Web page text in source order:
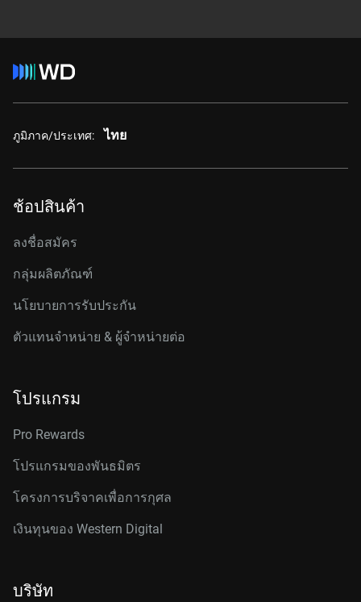
ภูมิภาค/ประเทศ: ไทย
ช้อปสินค้า
ลงชื่อสมัคร
กลุ่มผลิตภัณฑ์
นโยบายการรับประกัน
ตัวแทนจำหน่าย & ผู้จำหน่ายต่อ
โปรแกรม
Pro Rewards
โปรแกรมของพันธมิตร
โครงการบริจาคเพื่อการกุศล
เงินทุนของ Western Digital
บริษัท